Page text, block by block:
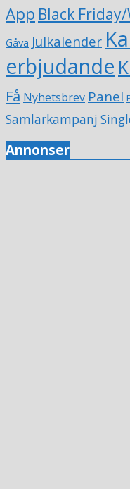
App Black
Gåva Julkalender
erbjudande
Få Nyhetsbrev Panel
Samlarkampanj
Annonser